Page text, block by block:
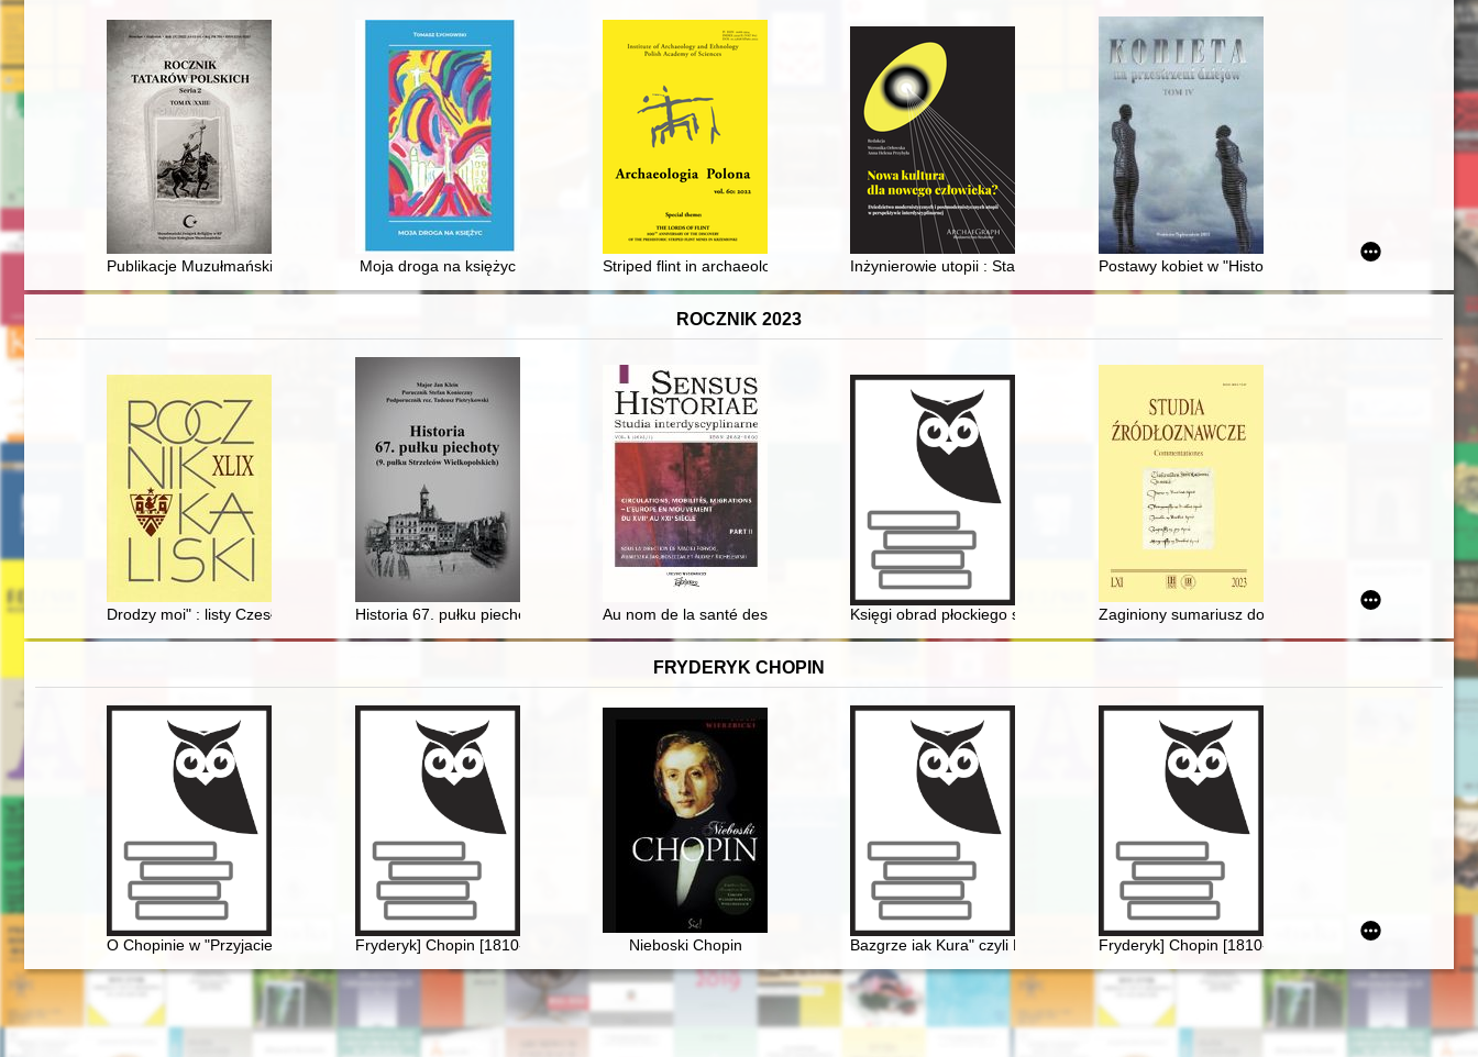
Publikacje Muzułmańskiego Związku Religijnego w RP w latach 2020-2021
Moja droga na księżyc Striped flint in archaeological materials around the outcrops of the Kraków-Częstochowa striped flint variety
Inżynierowie utopii : Stanisław Brzozowski i Aleksander Świętochowski wobec
Postawy kobiet w "Historiach Kościelnych" Sokratesa
ROCZNIK 2023
Drodzy moi" : listy Czesława Słubickiego do rodzinyHistoria 67. pułku piechoty : (9. pułku Strzelców Wielkopolskich) : praca zbiorowa oficerów 67. p.p
Au nom de la santé des femmes : circulation des médecins entre l'Europe occidentale et la Pologne aux XVIIe-XVIIIe siècles
Księgi obrad płockiego samorządu powiatowego. T. 2,Zaginiony sumariusz dokumentów miasta Krakowa z
FRYDERYK CHOPIN
O Chopinie w "Przyjacielu Ludu" (1836)Fryderyk] Chopin [1810-1849] i George Sand [1804-1876] miłość nie od pierwszego wejrzenia
Nieboski Chopin Bazgrze iak Kura" czyli Fryderyk Chopin i powstańcy listopadowi w karykaturach Józefa
Fryderyk] Chopin [1810-1849]. Życie i droga twórcza